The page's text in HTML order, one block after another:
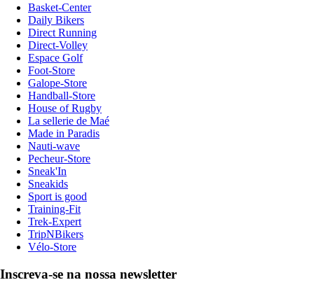
Basket-Center
Daily Bikers
Direct Running
Direct-Volley
Espace Golf
Foot-Store
Galope-Store
Handball-Store
House of Rugby
La sellerie de Maé
Made in Paradis
Nauti-wave
Pecheur-Store
Sneak'In
Sneakids
Sport is good
Training-Fit
Trek-Expert
TripNBikers
Vélo-Store
Inscreva-se na nossa newsletter